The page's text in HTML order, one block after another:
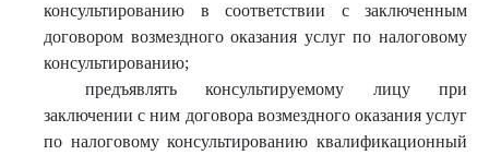
консультированию в соответствии с заключенным
договором возмездного оказания услуг по налоговому
консультированию;
предъявлять консультируемому лицу при
заключении с ним договора возмездного оказания услуг
по налоговому консультированию квалификационный